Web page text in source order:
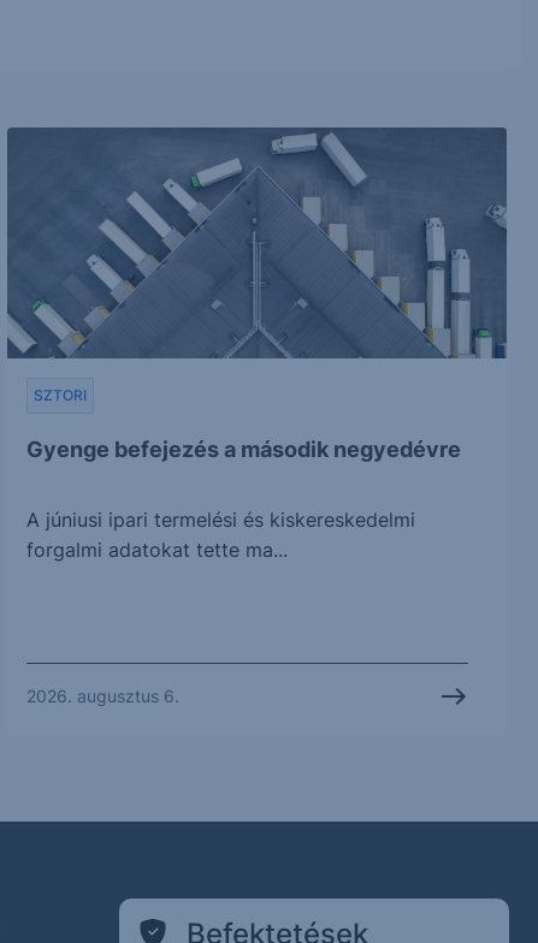
Gyenge befejezés a második negyedévre
SZTORI
A júniusi ipari termelési és kiskereskedelmi
forgalmi adatokat tette ma...
2026. augusztus 6.
Befektetések